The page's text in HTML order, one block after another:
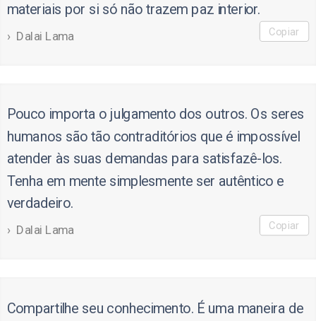
materiais por si só não trazem paz interior.
Dalai Lama Copiar
Pouco importa o julgamento dos outros. Os seres
humanos são tão contraditórios que é impossível
atender às suas demandas para satisfazê-los.
Tenha em mente simplesmente ser autêntico e
verdadeiro.
Dalai Lama Copiar
Compartilhe seu conhecimento. É uma maneira de